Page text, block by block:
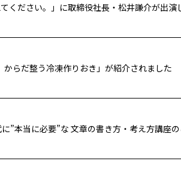
らだ整う冷凍作りおき」が紹介されました